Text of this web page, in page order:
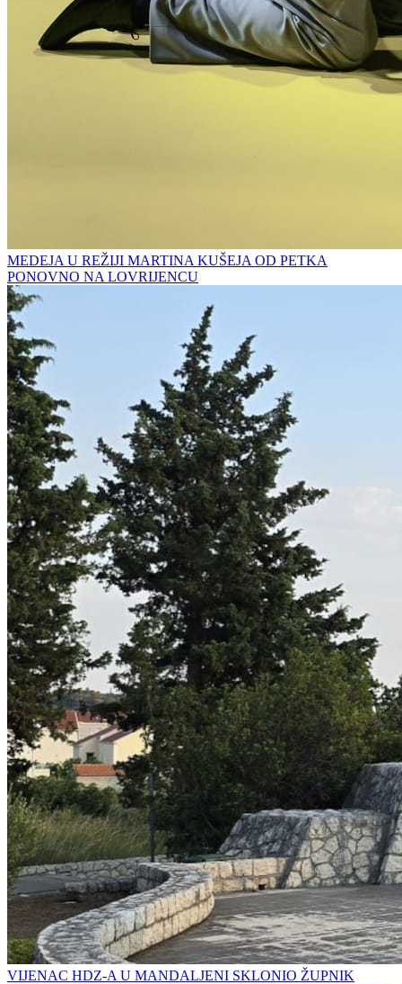
MEDEJA U REŽIJI MARTINA KUŠEJA OD PETKA
PONOVNO NA LOVRIJENCU
VIJENAC HDZ-A U MANDALJENI SKLONIO ŽUPNIK